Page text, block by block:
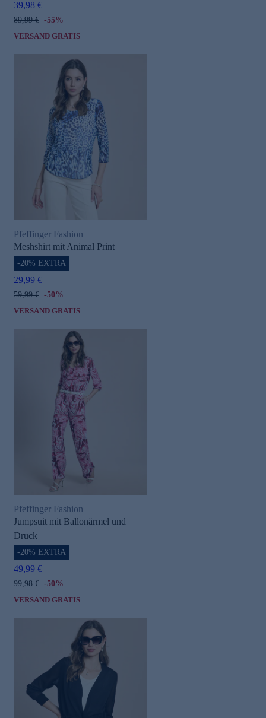
39,98 €
89,99 € -55%
VERSAND GRATIS
Pfeffinger Fashion
Meshshirt mit Animal Print
-20% EXTRA
29,99 €
59,99 € -50%
VERSAND GRATIS
Pfeffinger Fashion
Jumpsuit mit Ballonärmel und
Druck
-20% EXTRA
49,99 €
99,98 € -50%
VERSAND GRATIS